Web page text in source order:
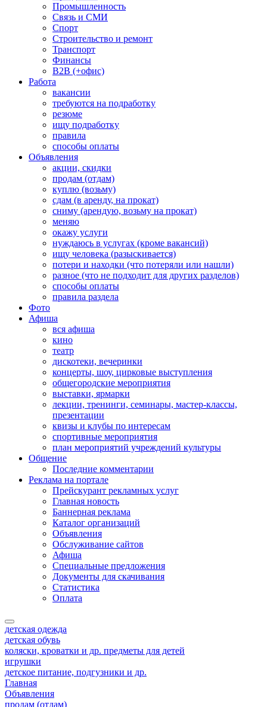
Промышленность
Связь и СМИ
Спорт
Строительство и ремонт
Транспорт
Финансы
B2B (+офис)
Работа
вакансии
требуются на подработку
резюме
ищу подработку
правила
способы оплаты
Объявления
акции, скидки
продам (отдам)
куплю (возьму)
сдам (в аренду, на прокат)
сниму (арендую, возьму на прокат)
меняю
окажу услуги
нуждаюсь в услугах (кроме вакансий)
ищу человека (разыскивается)
потери и находки (что потеряли или нашли)
разное (что не подходит для других разделов)
способы оплаты
правила раздела
Фото
Афиша
вся афиша
кино
театр
дискотеки, вечеринки
концерты, шоу, цирковые выступления
общегородские мероприятия
выставки, ярмарки
лекции, тренинги, семинары, мастер-классы,
презентации
квизы и клубы по интересам
спортивные мероприятия
план мероприятий учреждений культуры
Общение
Последние комментарии
Реклама на портале
Прейскурант рекламных услуг
Главная новость
Баннерная реклама
Каталог организаций
Объявления
Обслуживание сайтов
Афиша
Специальные предложения
Документы для скачивания
Статистика
Оплата
детская одежда
детская обувь
коляски, кроватки и др. предметы для детей
игрушки
детское питание, подгузники и др.
Главная
Объявления
продам (отдам)